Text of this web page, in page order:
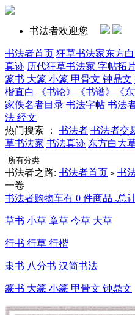
书法者欢迎您
书法者首页 狂草书法家东方
真迹 历代狂草书法家 字帖拓
篆书 大篆 小篆 甲骨文 钟鼎文
楷直白
《书论》《书谱》《
家佚名者目录 书法字帖 书法
法 经文
热门搜索 ： 书法者 书法者交
草书法家 书法真迹 东方白大
书法者之路: 书法者首页 > 书
一卷
书法者购物车有 0 件商品 .总
草书 小草 章草 今草 大草
行书 行草 行楷
隶书 八分书 汉简书法
篆书 大篆 小篆 甲骨文 钟鼎文